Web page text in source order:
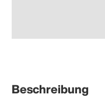
Beschreibung